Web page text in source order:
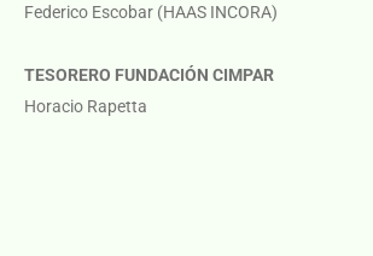
Federico Escobar (HAAS INCORA)
TESORERO FUNDACIÓN CIMPAR
Horacio Rapetta